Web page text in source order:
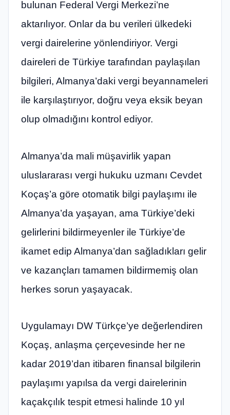
bulunan Federal Vergi Merkezi’ne
aktarılıyor. Onlar da bu verileri ülkedeki
vergi dairelerine yönlendiriyor. Vergi
daireleri de Türkiye tarafından paylaşılan
bilgileri, Almanya’daki vergi beyannameleri
ile karşılaştırıyor, doğru veya eksik beyan
olup olmadığını kontrol ediyor.
Almanya’da mali müşavirlik yapan
uluslararası vergi hukuku uzmanı Cevdet
Koçaş’a göre otomatik bilgi paylaşımı ile
Almanya’da yaşayan, ama Türkiye’deki
gelirlerini bildirmeyenler ile Türkiye’de
ikamet edip Almanya’dan sağladıkları gelir
ve kazançları tamamen bildirmemiş olan
herkes sorun yaşayacak.
Uygulamayı DW Türkçe’ye değerlendiren
Koçaş, anlaşma çerçevesinde her ne
kadar 2019’dan itibaren finansal bilgilerin
paylaşımı yapılsa da vergi dairelerinin
kaçakçılık tespit etmesi halinde 10 yıl